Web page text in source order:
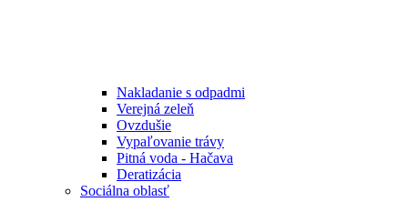
Nakladanie s odpadmi
Verejná zeleň
Ovzdušie
Vypaľovanie trávy
Pitná voda - Hačava
Deratizácia
Sociálna oblasť